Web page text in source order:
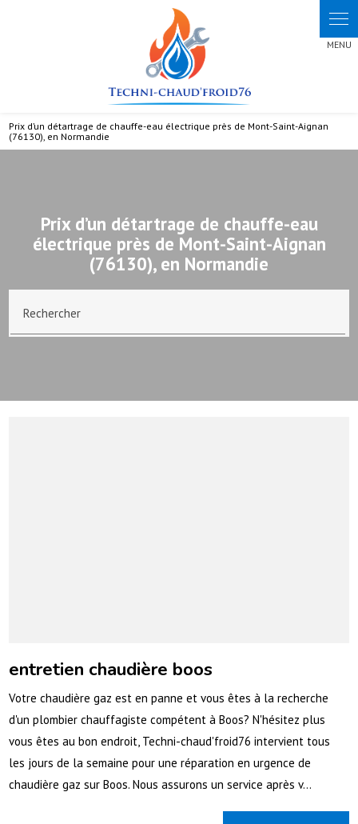
Prix d’un détartrage de chauffe-eau électrique près de Mont-Saint-Aignan
(76130), en Normandie
Prix d’un détartrage de chauffe-eau
électrique près de Mont-Saint-Aignan
(76130), en Normandie
Rechercher
entretien chaudière boos
Votre chaudière gaz est en panne et vous êtes à la recherche
d'un plombier chauffagiste compétent à Boos? N'hésitez plus
vous êtes au bon endroit, Techni-chaud'froid76 intervient tous
les jours de la semaine pour une réparation en urgence de
chaudière gaz sur Boos. Nous assurons un service après v...